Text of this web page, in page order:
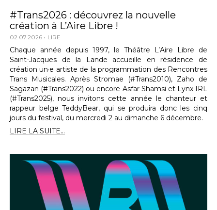
#Trans2026 : découvrez la nouvelle
création à L’Aire Libre !
02.07.2026 LIRE
Chaque année depuis 1997, le Théâtre L’Aire Libre de
Saint-Jacques de la Lande accueille en résidence de
création un·e artiste de la programmation des Rencontres
Trans Musicales. Après Stromae (#Trans2010), Zaho de
Sagazan (#Trans2022) ou encore Asfar Shamsi et Lynx IRL
(#Trans2025), nous invitons cette année le chanteur et
rappeur belge TeddyBear, qui se produira donc les cinq
jours du festival, du mercredi 2 au dimanche 6 décembre.
LIRE LA SUITE...